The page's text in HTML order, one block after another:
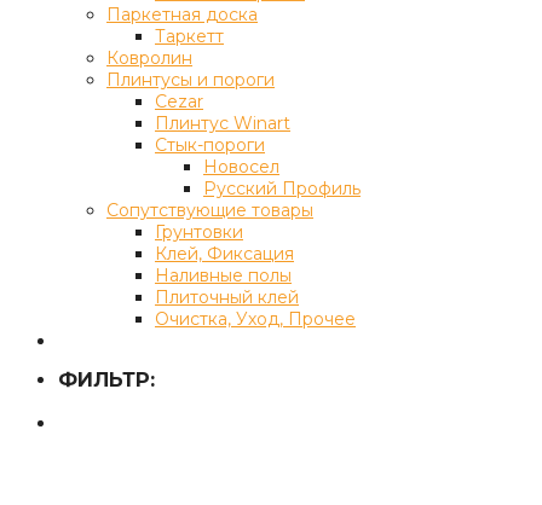
Паркетная доска
Таркетт
Ковролин
Плинтусы и пороги
Cezar
Плинтус Winart
Стык-пороги
Новосел
Русский Профиль
Сопутствующие товары
Грунтовки
Клей, Фиксация
Наливные полы
Плиточный клей
Очистка, Уход, Прочее
ФИЛЬТР: